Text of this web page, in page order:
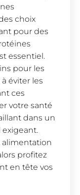
choix
pour des
essentiel.
pour les
éviter les
ces
votre santé
dans un
alimentation
profitez
en tête vos